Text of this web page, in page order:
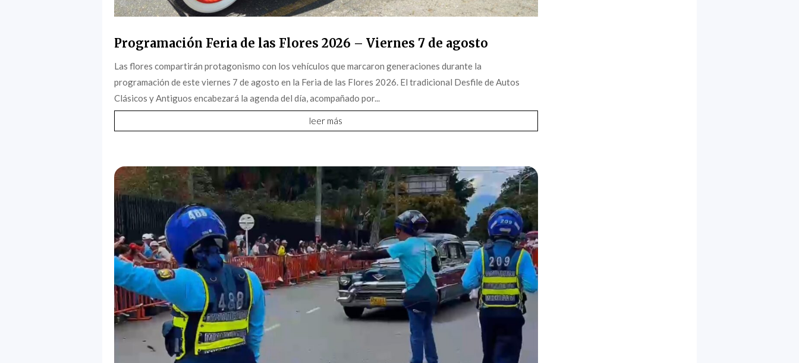
Programación Feria de las Flores 2026 – Viernes 7 de agosto
Las flores compartirán protagonismo con los vehículos que marcaron generaciones durante la
programación de este viernes 7 de agosto en la Feria de las Flores 2026. El tradicional Desfile de Autos
Clásicos y Antiguos encabezará la agenda del día, acompañado por...
leer más